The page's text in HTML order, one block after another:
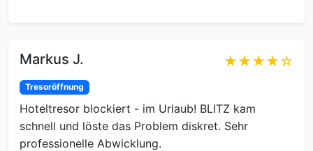
Markus J. ★★★★☆
Tresoröffnung
Hoteltresor blockiert - im Urlaub! BLITZ kam
schnell und löste das Problem diskret. Sehr
professionelle Abwicklung.